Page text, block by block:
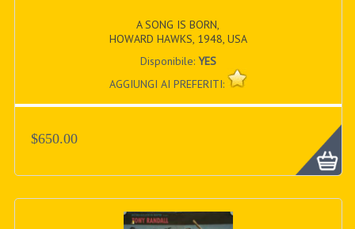
A SONG IS BORN,
HOWARD HAWKS, 1948, USA
Disponibile: YES
AGGIUNGI AI PREFERITI:
$650.00